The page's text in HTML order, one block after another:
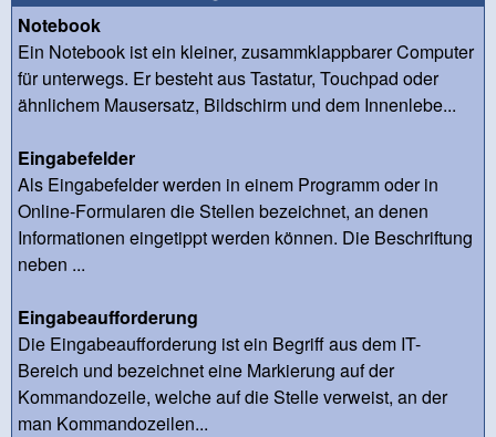
Notebook
Ein Notebook ist ein kleiner, zusammklappbarer Computer
für unterwegs. Er besteht aus Tastatur, Touchpad oder
ähnlichem Mausersatz, Bildschirm und dem Innenlebe...
Eingabefelder
Als Eingabefelder werden in einem Programm oder in
Online-Formularen die Stellen bezeichnet, an denen
Informationen eingetippt werden können. Die Beschriftung
neben ...
Eingabeaufforderung
Die Eingabeaufforderung ist ein Begriff aus dem IT-
Bereich und bezeichnet eine Markierung auf der
Kommandozeile, welche auf die Stelle verweist, an der
man Kommandozeilen...